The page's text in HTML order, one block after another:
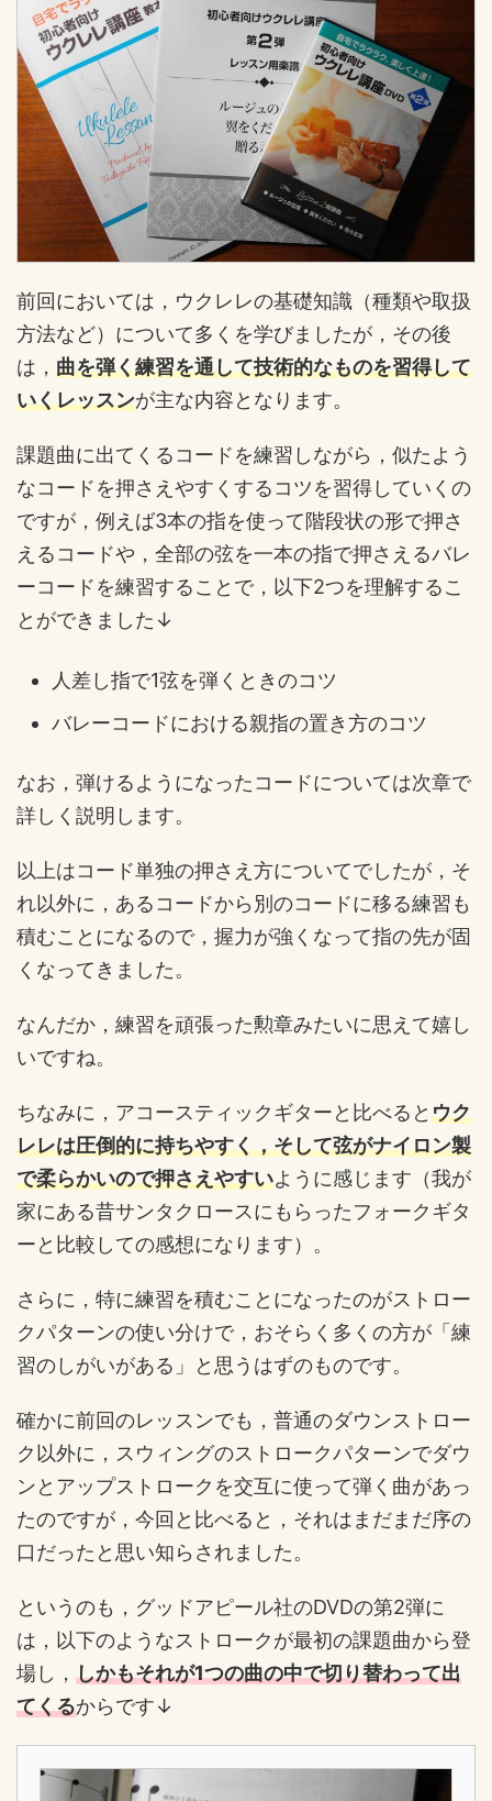
前回においては，ウクレレの基礎知識（種類や取扱
方法など）について多くを学びましたが，その後
は， 曲を弾く練習を通して技術的なものを習得して
いくレッスンが主な内容となります。
課題曲に出てくるコードを練習しながら，似たよう
なコードを押さえやすくするコツを習得していくの
ですが，例えば3本の指を使って階段状の形で押さ
えるコードや，全部の弦を一本の指で押さえるバレ
ーコードを練習することで，以下2つを理解するこ
とができました↓
人差し指で1弦を弾くときのコツ
バレーコードにおける親指の置き方のコツ
なお，弾けるようになったコードについては次章で
詳しく説明します。
以上はコード単独の押さえ方についてでしたが，そ
れ以外に，あるコードから別のコードに移る練習も
積むことになるので，握力が強くなって指の先が固
くなってきました。
なんだか，練習を頑張った勲章みたいに思えて嬉し
いですね。
ちなみに，アコースティックギターと比べるとウク
レレは圧倒的に持ちやすく，そして弦がナイロン製
で柔らかいので押さえやすいように感じます（我が
家にある昔サンタクロースにもらったフォークギタ
ーと比較しての感想になります）。
さらに，特に練習を積むことになったのがストロー
クパターンの使い分けで，おそらく多くの方が「練
習のしがいがある」と思うはずのものです。
確かに前回のレッスンでも，普通のダウンストロー
ク以外に，スウィングのストロークパターンでダウ
ンとアップストロークを交互に使って弾く曲があっ
たのですが，今回と比べると，それはまだまだ序の
口だったと思い知らされました。
というのも，グッドアピール社のDVDの第2弾に
は，以下のようなストロークが最初の課題曲から登
場し， しかもそれが1つの曲の中で切り替わって出
てくるからです↓